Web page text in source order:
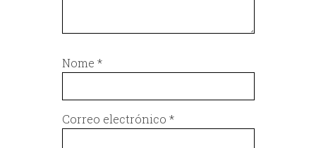
Nome *
Correo electrónico *